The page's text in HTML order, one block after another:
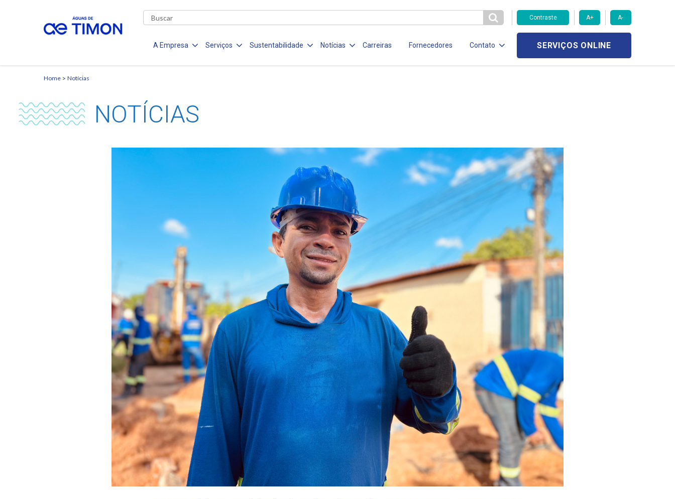
Contraste A+ A-
A Empresa Serviços Sustentabilidade Notícias Carreiras Fornecedores Contato SERVIÇOS ONLINE
Home Notícias
NOTÍCIAS